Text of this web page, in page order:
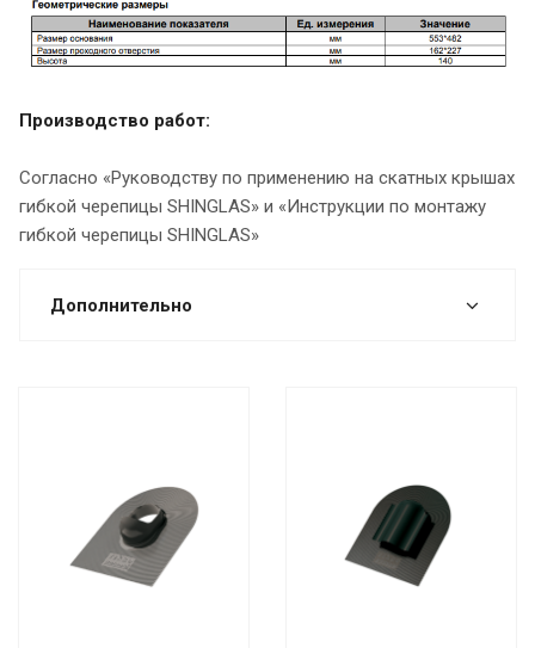
Производство работ:
Согласно «Руководству по применению на скатных крышах
гибкой черепицы SHINGLAS» и «Инструкции по монтажу
гибкой черепицы SHINGLAS»
Дополнительно